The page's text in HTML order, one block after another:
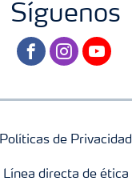
Síguenos
facebookinstagram
youtube
Políticas de Privacidad
Línea directa de ética